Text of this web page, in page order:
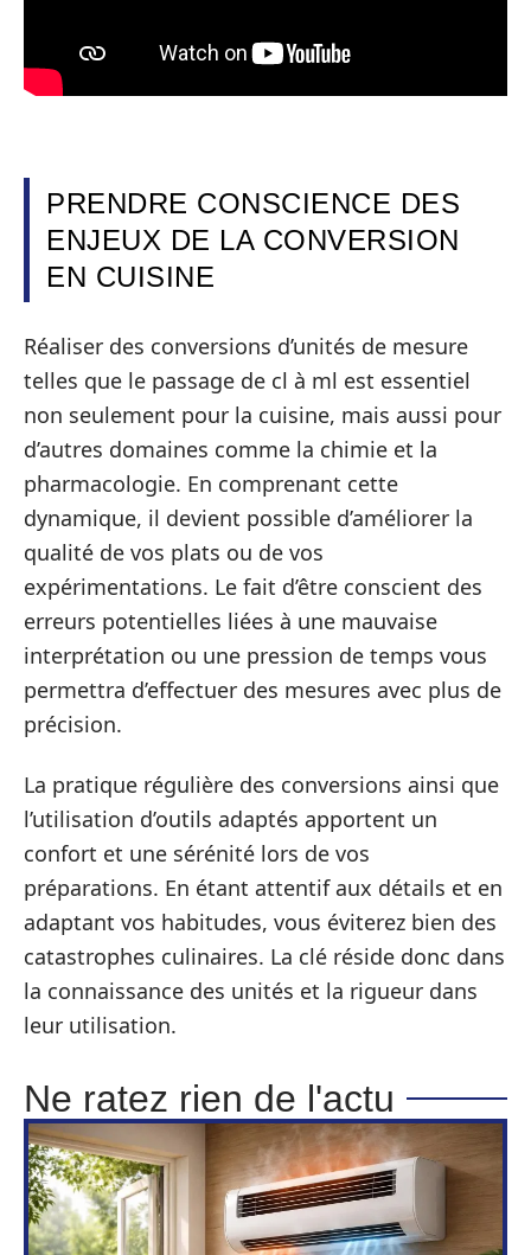
PRENDRE CONSCIENCE DES
ENJEUX DE LA CONVERSION
EN CUISINE
Réaliser des conversions d’unités de mesure
telles que le passage de cl à ml est essentiel
non seulement pour la cuisine, mais aussi pour
d’autres domaines comme la chimie et la
pharmacologie. En comprenant cette
dynamique, il devient possible d’améliorer la
qualité de vos plats ou de vos
expérimentations. Le fait d’être conscient des
erreurs potentielles liées à une mauvaise
interprétation ou une pression de temps vous
permettra d’effectuer des mesures avec plus de
précision.
La pratique régulière des conversions ainsi que
l’utilisation d’outils adaptés apportent un
confort et une sérénité lors de vos
préparations. En étant attentif aux détails et en
adaptant vos habitudes, vous éviterez bien des
catastrophes culinaires. La clé réside donc dans
la connaissance des unités et la rigueur dans
leur utilisation.
Ne ratez rien de l'actu